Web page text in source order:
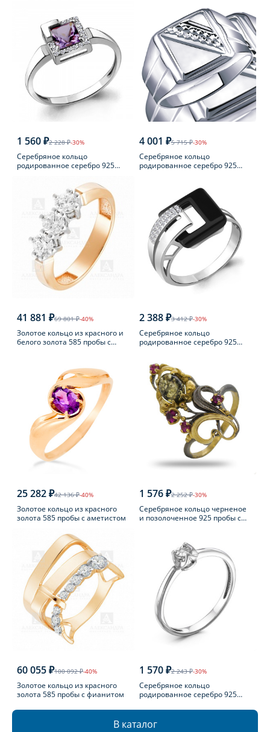
1 560 ₽2 228 ₽-30%
Серебряное кольцо
родированное серебро 925
4 001 ₽5 715 ₽-30%
Серебряное кольцо
родированное серебро 925
41 881 ₽69 801 ₽-40%
Золотое кольцо из красного и
белого золота 585 пробы с
2 388 ₽3 412 ₽-30%
Серебряное кольцо
родированное серебро 925
25 282 ₽42 136 ₽-40%
Золотое кольцо из красного
золота 585 пробы с аметистом
1 576 ₽2 252 ₽-30%
Серебряное кольцо черненое
и позолоченное 925 пробы с
60 055 ₽100 092 ₽-40%
Золотое кольцо из красного
золота 585 пробы с фианитом
1 570 ₽2 243 ₽-30%
Серебряное кольцо
родированное серебро 925
В каталог